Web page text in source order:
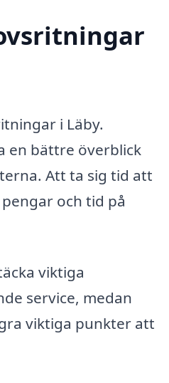
i Läby.
en bättre överblick
Att ta sig tid att
och tid på
viktiga
service, medan
viktiga punkter att